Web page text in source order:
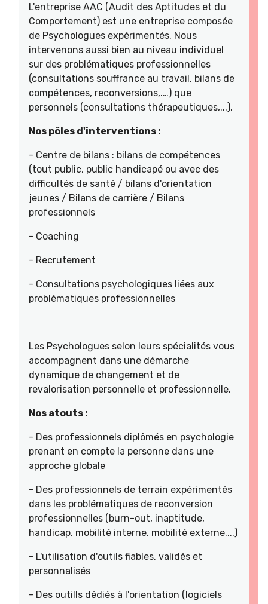
L'entreprise AAC (Audit des Aptitudes et du
Comportement) est une entreprise composée
de Psychologues expérimentés. Nous
intervenons aussi bien au niveau individuel
sur des problématiques professionnelles
(consultations souffrance au travail, bilans de
compétences, reconversions,.…) que
personnels (consultations thérapeutiques,...).
Nos pôles d'interventions :
- Centre de bilans : bilans de compétences
(tout public, public handicapé ou avec des
difficultés de santé / bilans d'orientation
jeunes / Bilans de carrière / Bilans
professionnels
- Coaching
- Recrutement
- Consultations psychologiques liées aux
problématiques professionnelles
Les Psychologues selon leurs spécialités vous
accompagnent dans une démarche
dynamique de changement et de
revalorisation personnelle et professionnelle.
Nos atouts :
- Des professionnels diplômés en psychologie
prenant en compte la personne dans une
approche globale
- Des professionnels de terrain expérimentés
dans les problématiques de reconversion
professionnelles (burn-out, inaptitude,
handicap, mobilité interne, mobilité externe....)
- L'utilisation d'outils fiables, validés et
personnalisés
- Des outills dédiés à l'orientation (logiciels